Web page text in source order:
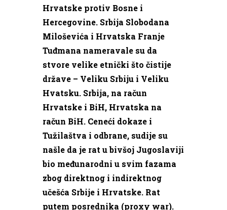
Hrvatske protiv Bosne i
Hercegovine. Srbija Slobodana
Miloševića i Hrvatska Franje
Tuđmana nameravale su da
stvore velike etnički što čistije
države – Veliku Srbiju i Veliku
Hvatsku. Srbija, na račun
Hrvatske i BiH, Hrvatska na
račun BiH. Ceneći dokaze i
Tužilaštva i odbrane, sudije su
našle da je rat u bivšoj Jugoslaviji
bio međunarodni u svim fazama
zbog direktnog i indirektnog
učešća Srbije i Hrvatske. Rat
putem posrednika (proxy war).